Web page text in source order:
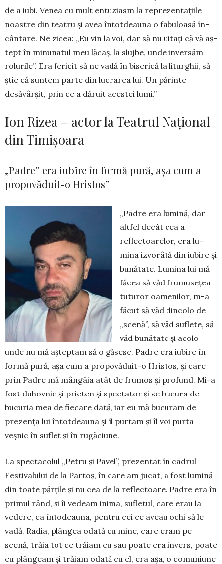
de a iubi. Venea cu mult entuziasm la repre­zen­tațiile
noastre din teatru și avea întot­dea­una o fabuloasă în­
cântare. Ne zicea: „Eu vin la voi, dar să nu uitați că vă aș­
tept în mi­nunatul meu lăcaș, la slujbe, unde inversăm
rolurile”. Era fericit să ne vadă în biserică la litur­ghii, să
știe că suntem parte din lu­crarea lui. Un părinte
desăvârșit, prin ce a dăruit acestei lumi.”
Ion Rizea – actor la Teatrul Național
din Timișoara
„Padre” era iubire în formă pură, așa cum a
propovăduit-o Hristos”
„Padre era lumină, dar
altfel de­cât cea a
reflectoarelor, era lu­
mina izvorâtă din iubire și
bu­nă­tate. Lu­mina lui mă
făcea să văd frumusețea
tuturor oamenilor, m-a
făcut să văd dincolo de
„scenă”, să văd suflete, să
văd bună­tate și acolo
unde nu mă așteptam să o găsesc. Padre era iubire în
formă pură, așa cum a propovăduit-o Hris­tos, și care
prin Padre mă mângâia atât de frumos și profund. Mi-a
fost du­hov­nic și prieten și spectator și se bucura de
bucuria mea de fiecare dată, iar eu mă bucuram de
prezența lui întotdeauna și îl pur­tam și îl voi purta
veșnic în suflet și în rugăciune.
La spectacolul „Petru și Pa­vel”, prezentat în cadrul
Festiva­lului de la Partoș, în care am jucat, a fost lumină
din toate părțile și nu cea de la reflec­toare. Padre era în
primul rând, și îi vedeam inima, sufletul, care erau la
vedere, ca întodeauna, pentru cei ce aveau ochi să le
vadă. Radia, plângea odată cu mine, care eram pe
scenă, trăia tot ce trăiam eu sau poate era invers, poate
eu plân­geam și trăiam odată cu el, era așa, o comuniune